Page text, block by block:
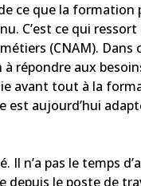
ce que la
C’est ce qui
(CNAM).
répondre aux
avant tout à la
est aujourd’hui
Il n’a pas le temps
le poste de